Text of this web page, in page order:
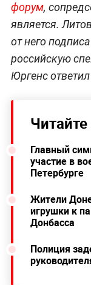
форум,
является.
от него
российскую
Юргенс
Главный
участие в
Петербурге
Жители
игрушки к
Донбасса
Полиция